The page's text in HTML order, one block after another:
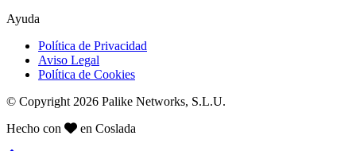
Ayuda
Política de Privacidad
Aviso Legal
Política de Cookies
© Copyright 2026 Palike Networks, S.L.U.
Hecho con
en Coslada